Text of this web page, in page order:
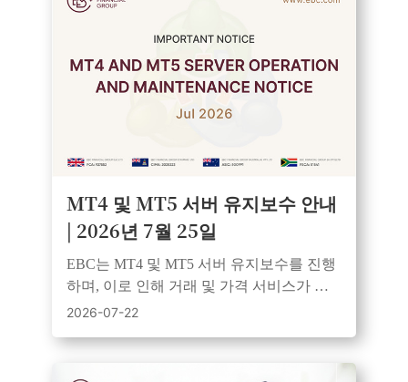
MT4 및 MT5 서버 유지보수 안내
| 2026년 7월 25일
EBC는 MT4 및 MT5 서버 유지보수를 진행
하며, 이로 인해 거래 및 가격 서비스가 일
시적으로 중단됩니다. 모든 시스템은 유지
2026-07-22